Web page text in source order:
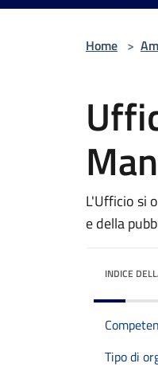
Home >
L'Ufficio si
e della
INDICE
Tipo di